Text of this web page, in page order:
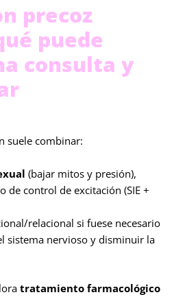
precoz
puede
consulta y
suele combinar:
(bajar mitos y presión),
de control de excitación (SIE +
relacional si fuese necesario
sistema nervioso y disminuir la
tratamiento farmacológico